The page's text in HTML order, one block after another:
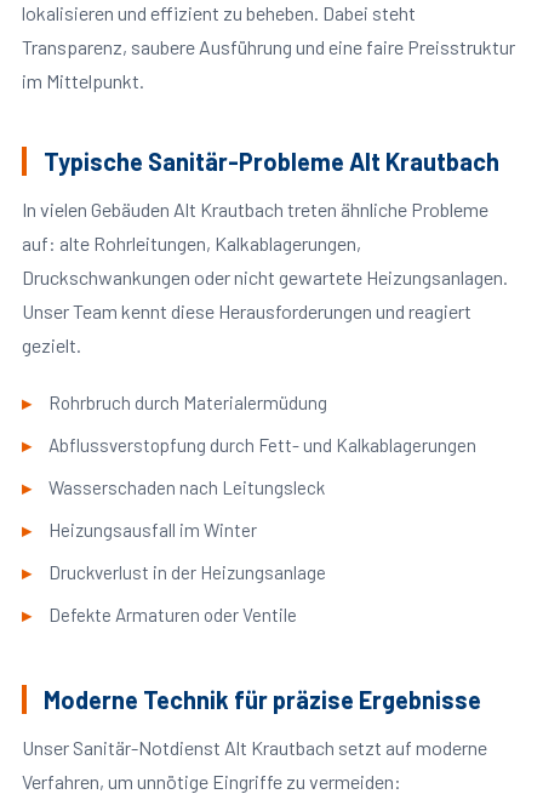
lokalisieren und effizient zu beheben. Dabei steht
Transparenz, saubere Ausführung und eine faire Preisstruktur
im Mittelpunkt.
Typische Sanitär-Probleme Alt Krautbach
In vielen Gebäuden Alt Krautbach treten ähnliche Probleme
auf: alte Rohrleitungen, Kalkablagerungen,
Druckschwankungen oder nicht gewartete Heizungsanlagen.
Unser Team kennt diese Herausforderungen und reagiert
gezielt.
Rohrbruch durch Materialermüdung
Abflussverstopfung durch Fett- und Kalkablagerungen
Wasserschaden nach Leitungsleck
Heizungsausfall im Winter
Druckverlust in der Heizungsanlage
Defekte Armaturen oder Ventile
Moderne Technik für präzise Ergebnisse
Unser Sanitär-Notdienst Alt Krautbach setzt auf moderne
Verfahren, um unnötige Eingriffe zu vermeiden: